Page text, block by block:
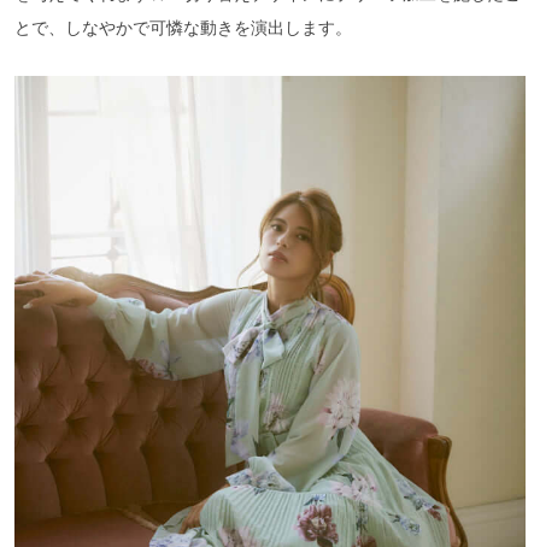
とで、しなやかで可憐な動きを演出します。